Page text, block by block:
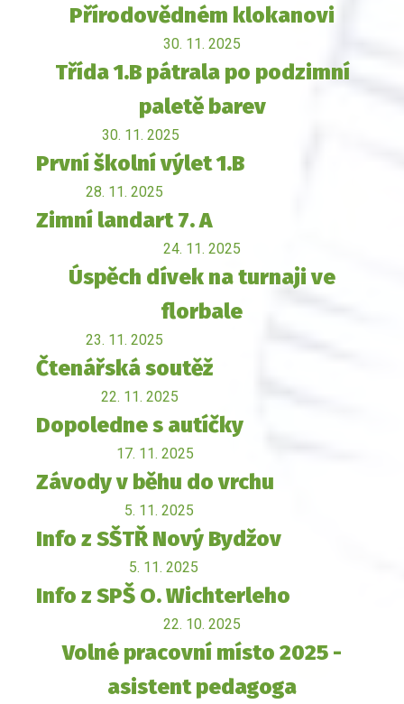
Přírodovědném klokanovi
30. 11. 2025
Třída 1.B pátrala po podzimní
paletě barev
30. 11. 2025
První školní výlet 1.B
28. 11. 2025
Zimní landart 7. A
24. 11. 2025
Úspěch dívek na turnaji ve
florbale
23. 11. 2025
Čtenářská soutěž
22. 11. 2025
Dopoledne s autíčky
17. 11. 2025
Závody v běhu do vrchu
5. 11. 2025
Info z SŠTŘ Nový Bydžov
5. 11. 2025
Info z SPŠ O. Wichterleho
22. 10. 2025
Volné pracovní místo 2025 -
asistent pedagoga